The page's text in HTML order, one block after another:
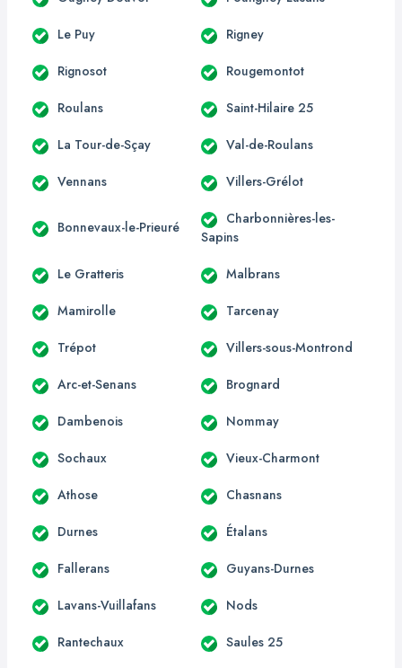
Le Puy Rigney
Rignosot Rougemontot
Roulans Saint-Hilaire 25
La Tour-de-Sçay Val-de-Roulans
Vennans Villers-Grélot
Bonnevaux-le-Prieuré
Charbonnières-les-
Sapins
Le Gratteris Malbrans
Mamirolle Tarcenay
Trépot Villers-sous-Montrond
Arc-et-Senans Brognard
Dambenois Nommay
Sochaux Vieux-Charmont
Athose Chasnans
Durnes Étalans
Fallerans Guyans-Durnes
Lavans-Vuillafans Nods
Rantechaux Saules 25